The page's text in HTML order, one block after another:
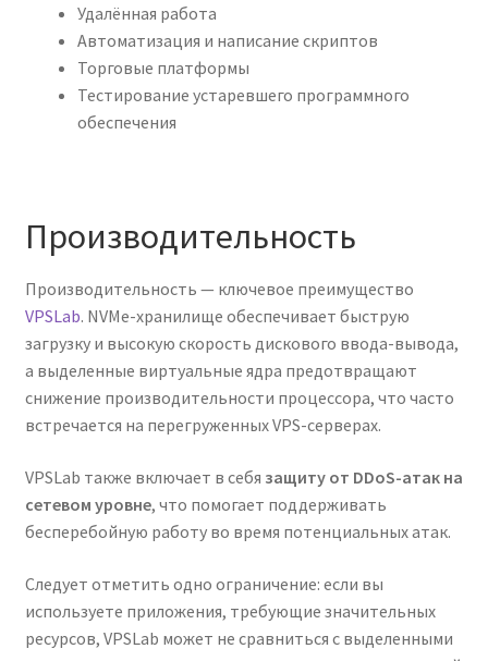
Удалённая работа
Автоматизация и написание скриптов
Торговые платформы
Тестирование устаревшего программного
обеспечения
Производительность
Производительность — ключевое преимущество
VPSLab. NVMe-хранилище обеспечивает быструю
загрузку и высокую скорость дискового ввода-вывода,
а выделенные виртуальные ядра предотвращают
снижение производительности процессора, что часто
встречается на перегруженных VPS-серверах.
VPSLab также включает в себя защиту от DDoS-атак на
сетевом уровне, что помогает поддерживать
бесперебойную работу во время потенциальных атак.
Следует отметить одно ограничение: если вы
используете приложения, требующие значительных
ресурсов, VPSLab может не сравниться с выделенными